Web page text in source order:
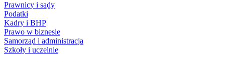
Prawnicy i sądy
Podatki
Kadry i BHP
Prawo w biznesie
Samorząd i administracja
Szkoły i uczelnie